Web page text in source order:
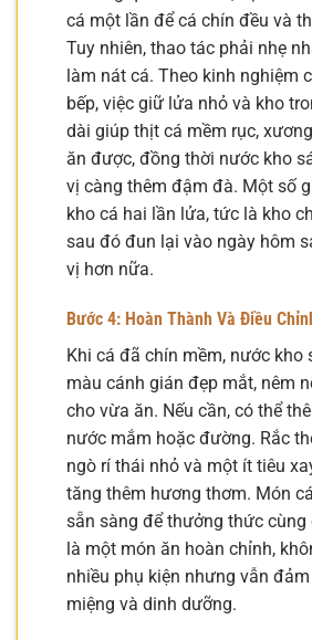
cá một lần để cá chín đều và
Tuy nhiên, thao tác phải nhẹ
làm nát cá. Theo kinh nghiệm
bếp, việc giữ lửa nhỏ và kho
dài giúp thịt cá mềm rục,
ăn được, đồng thời nước kho
vị càng thêm đậm đà. Một số
kho cá hai lần lửa, tức là kho
sau đó đun lại vào ngày hôm
vị hơn nữa.
Bước 4: Hoàn Thành Và Điều
Khi cá đã chín mềm, nước kho
màu cánh gián đẹp mắt, nêm
cho vừa ăn. Nếu cần, có thể
nước mắm hoặc đường. Rắc
ngò rí thái nhỏ và một ít tiêu
tăng thêm hương thơm. Món
sẵn sàng để thưởng thức
là một món ăn hoàn chỉnh,
nhiều phụ kiện nhưng vẫn
miệng và dinh dưỡng.